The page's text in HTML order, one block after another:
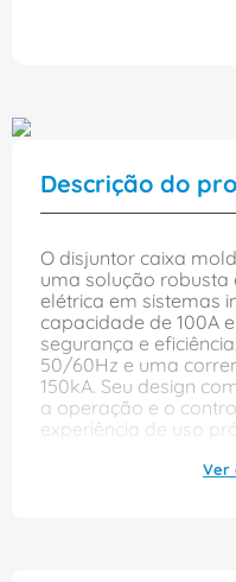
Descrição do
O disjuntor caixa
uma solução
elétrica em sistemas
capacidade de 100A
segurança e
50/60Hz e uma
150kA. Seu design
a operação e o
experiência de uso
Além disso, o modelo